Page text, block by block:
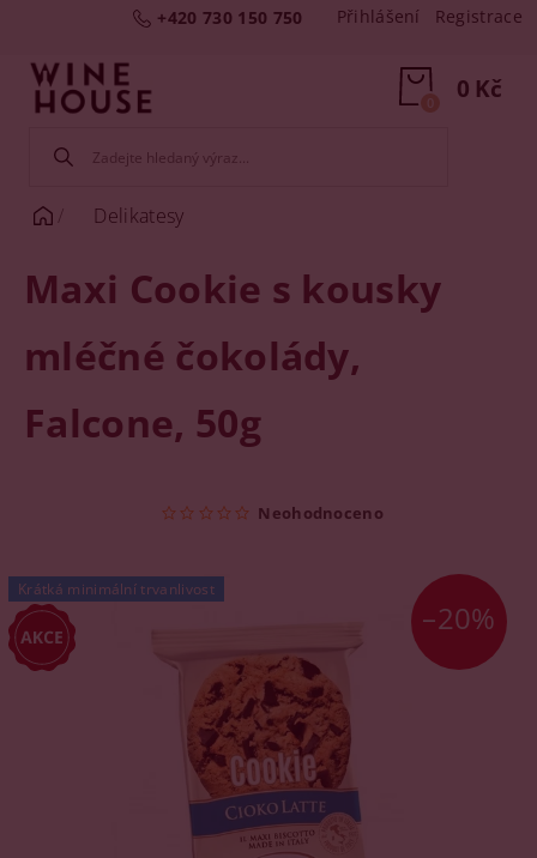
+420 730 150 750 Přihlášení Registrace
0 Kč
0
Delikatesy
Maxi Cookie s kousky
mléčné čokolády,
Falcone, 50g
Neohodnoceno
Krátká minimální trvanlivost
–20%